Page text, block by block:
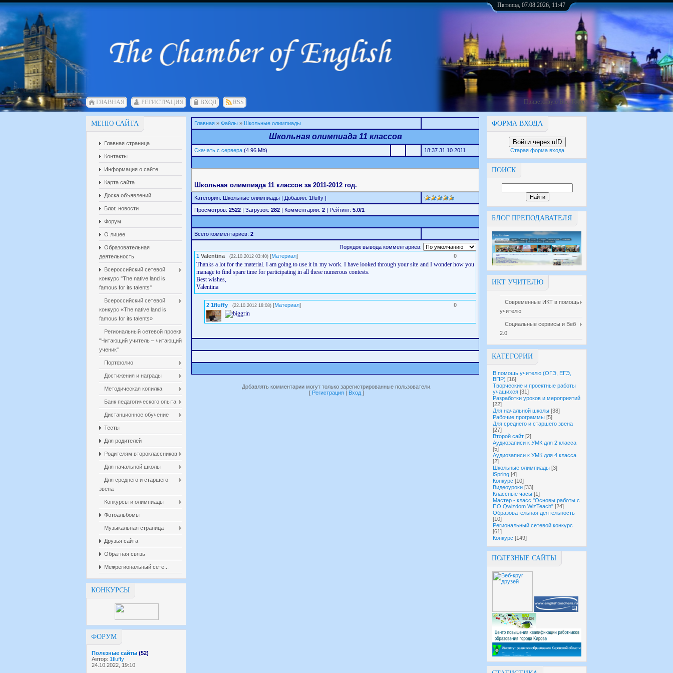
Пятница, 07.08.2026, 11:47
ГЛАВНАЯ РЕГИСТРАЦИЯ ВХОД RSS Приветствую Вас, Гость
МЕНЮ САЙТА
Главная страница
Контакты
Информация о сайте
Карта сайта
Доска объявлений
Блог, новости
Форум
О лицее
Образовательная
деятельность
Всероссийский сетевой
конкурс "The native land is
famous for its talents"
Всероссийский сетевой
конкурс «The native land is
famous for its talents»
Региональный сетевой проект
"Читающий учитель – читающий
ученик"
Портфолио
Достижения и награды
Методическая копилка
Банк педагогического опыта
Дистанционное обучение
Тесты
Для родителей
Родителям второклассников
Для начальной школы
Для среднего и старшего
звена
Конкурсы и олимпиады
Фотоальбомы
Музыкальная страница
Друзья сайта
Обратная связь
Межрегиональный сете...
КОНКУРСЫ
ФОРУМ
Полезные сайты (52)
Автор: 1fluffy
24.10.2022, 19:10
ФОРМА ВХОДА
Войти через uID
Старая форма входа
ПОИСК
БЛОГ ПРЕПОДАВАТЕЛЯ
ИКТ УЧИТЕЛЮ
Современные ИКТ в помощь
учителю
Социальные сервисы и Веб
2.0
КАТЕГОРИИ
В помощь учителю (ОГЭ, ЕГЭ,
ВПР) [16]
Творческие и проектные работы
учащихся [31]
Разработки уроков и мероприятий
[22]
Для начальной школы [38]
Рабочие программы [5]
Для среднего и старшего звена
[27]
Второй сайт [2]
Аудиозаписи к УМК для 2 класса
[5]
Аудиозаписи к УМК для 4 класса
[2]
Школьные олимпиады [3]
iSpring [4]
Конкурс [10]
Видеоуроки [33]
Классные часы [1]
Мастер - класс "Основы работы с
ПО Qwizdom WizTeach" [24]
Образовательная деятельность
[10]
Региональный сетевой конкурс
[61]
Конкурс [149]
ПОЛЕЗНЫЕ САЙТЫ
Главная » Файлы » Школьные олимпиады
Школьная олимпиада 11 классов
Скачать с сервера (4.96 Mb) 18:37 31.10.2011
Школьная олимпиада 11 классов за 2011-2012 год.
Категория: Школьные олимпиады | Добавил: 1fluffy | 1 2 3 4 5
Просмотров: 2522 | Загрузок: 282 | Комментарии: 2 | Рейтинг: 5.0/1
Всего комментариев: 2
Порядок вывода комментариев:
0
1 Valentina (22.10.2012 03:40) [Материал]
Thanks a lot for the material. I am going to use it in my work. I have looked through your site and I wonder how you
manage to find spare time for participating in all these numerous contests.
Best wishes,
Valentina
0
2 1fluffy (22.10.2012 18:08) [Материал]
Добавлять комментарии могут только зарегистрированные пользователи.
[ Регистрация | Вход ]